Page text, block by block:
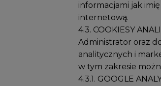
informacjami jak
internetową.
4.3. COOKIESY
Administrator oraz
analitycznych i
w tym zakresie
4.3.1. GOOGLE